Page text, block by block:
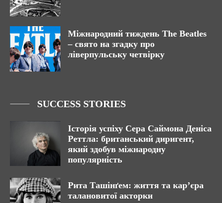
Міжнародний тиждень The Beatles
– свято на згадку про
ліверпульську четвірку
SUCCESS STORIES
Історія успіху Сера Саймона Деніса
Реттла: британський диригент,
який здобув міжнародну
популярність
Рита Ташінґем: життя та кар’єра
талановитої акторки